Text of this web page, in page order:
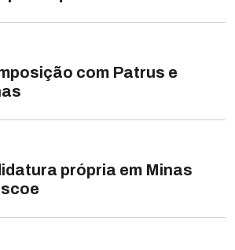
com Patrus e
própria em Minas